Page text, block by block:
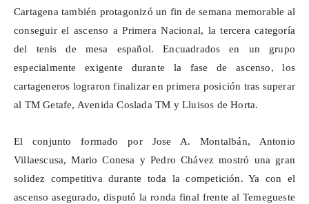
Cartagena también protagonizó un fin de semana memorable al
conseguir el ascenso a Primera Nacional, la tercera categoría
del tenis de mesa español. Encuadrados en un grupo
especialmente exigente durante la fase de ascenso, los
cartageneros lograron finalizar en primera posición tras superar
al TM Getafe, Avenida Coslada TM y Lluisos de Horta.
El conjunto formado por Jose A. Montalbán, Antonio
Villaescusa, Mario Conesa y Pedro Chávez mostró una gran
solidez competitiva durante toda la competición. Ya con el
ascenso asegurado, disputó la ronda final frente al Temegueste